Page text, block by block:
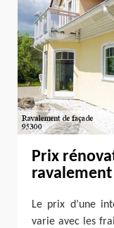
Prix
ravalement
Le prix d’une
varie avec les